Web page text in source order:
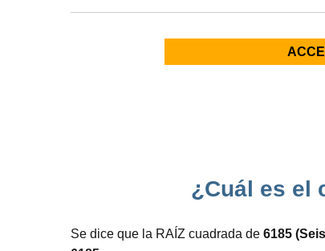
¿Cuál es el
Se dice que la RAÍZ cuadrada de 6185